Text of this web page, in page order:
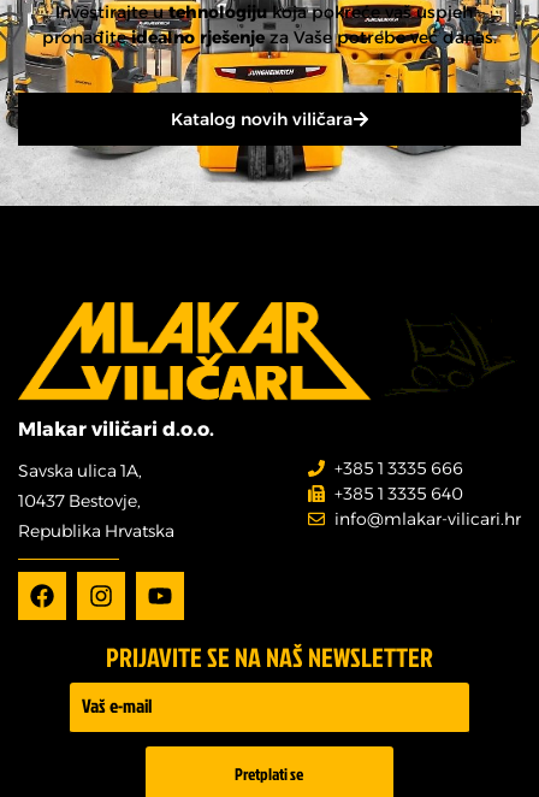
Investirajte utehnologijukoja pokreće vaš uspjeh –
pronađiteidealno rješenjeza Vaše potrebe već danas.
Katalog novih viličara
Mlakar viličari d.o.o.
Savska ulica 1A,
10437 Bestovje,
Republika Hrvatska
+385 1 3335 666
+385 1 3335 640
info@mlakar-vilicari.hr
PRIJAVITE SE NA NAŠ NEWSLETTER
Prijava -
Pretplati se